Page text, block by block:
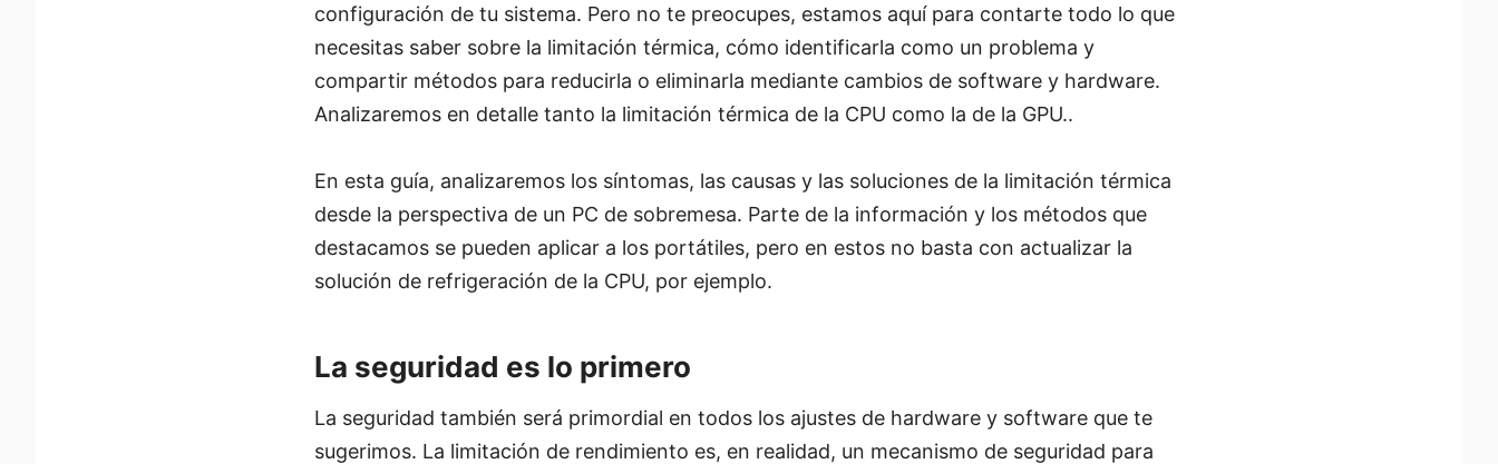
configuración de tu sistema. Pero no te preocupes, estamos aquí para contarte todo lo que
necesitas saber sobre la limitación térmica, cómo identificarla como un problema y
compartir métodos para reducirla o eliminarla mediante cambios de software y hardware.
Analizaremos en detalle tanto la limitación térmica de la CPU como la de la GPU..
En esta guía, analizaremos los síntomas, las causas y las soluciones de la limitación térmica
desde la perspectiva de un PC de sobremesa. Parte de la información y los métodos que
destacamos se pueden aplicar a los portátiles, pero en estos no basta con actualizar la
solución de refrigeración de la CPU, por ejemplo.
La seguridad es lo primero
La seguridad también será primordial en todos los ajustes de hardware y software que te
sugerimos. La limitación de rendimiento es, en realidad, un mecanismo de seguridad para